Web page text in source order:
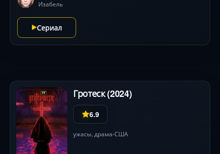
средневековых аббатств и парижских катакомб
Клеманс Поэзи, Луис Пуэч Скильуцци. Во втором
сезоне к ним присоединяется Мелисса Макбрайд в
роли Кэрол.
Изабель
Сериал
Гротеск (2024)
6.9
ужасы,драма•США